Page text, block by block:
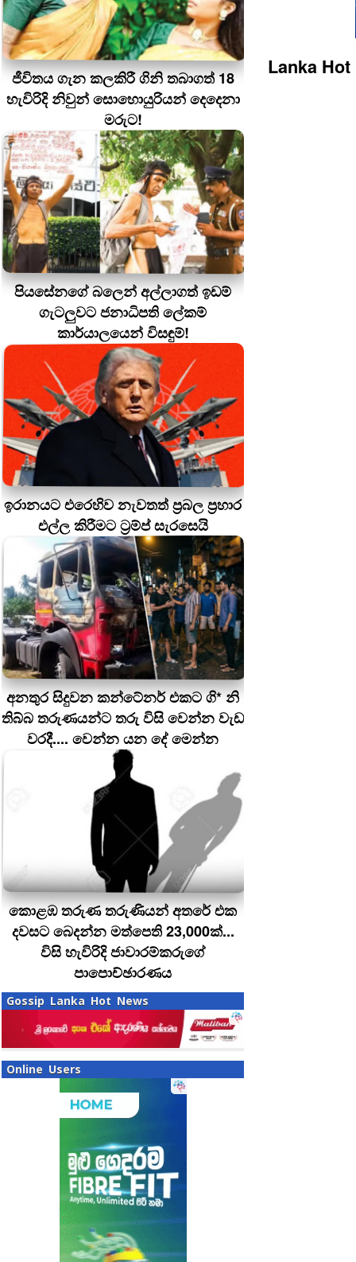
ජීවිතය ගැන කලකිරී ගිනි තබාගත් 18
හැවිරිදි නිවුන් සොහොයුරියන් දෙදෙනා
මරුට!
පියසේනගේ බලෙන් අල්ලාගත් ඉඩම්
ගැටලුවට ජනාධිපති ලේකම්
කාර්යාලයෙන් විසඳුම්!
ඉරානයට එරෙහිව නැවතත් ප්‍රබල ප්‍රහාර
එල්ල කිරීමට ට්‍රම්ප් සැරසෙයි
අනතුර සිදුවන කන්ටේනර් එකට ගි* නි
තිබ්බ තරුණයන්ට තරු විසි වෙන්න වැඩ
වරදී.... වෙන්න යන දේ මෙන්න
කොළඹ තරුණ තරුණියන් අතරේ එක
දවසට බෙදන්න මත්පෙති 23,000ක්...
විසි හැවිරිදි ජාවාරම්කරුගේ
පාපොච්ඡාරණය
Gossip Lanka Hot News
Online Users
Lanka